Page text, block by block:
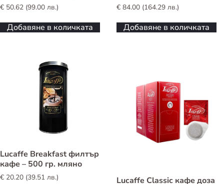
€ 50.62 (99.00 лв.)
Добавяне в количката
€84.00(164.29 лв.)
Добавяне в количката
Lucaffe Breakfast филтър
кафе – 500 гр. мляно
€ 20.20 (39.51 лв.) Lucaffe Classic кафе доза